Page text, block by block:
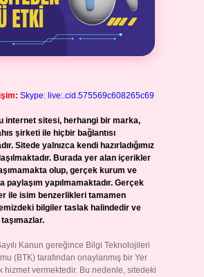
Skype: live:.cid.575569c608265c69
internet sitesi, herhangi bir marka,
şirketi ile hiçbir bağlantısı
Sitede yalnızca kendi hazırladığımız
Burada yer alan içerikler
olup, gerçek kurum ve
paylaşım yapılmamaktadır. Gerçek
ile isim benzerlikleri tamamen
bilgiler taslak halindedir ve
Kanun gereğince Bilgi Teknolojileri
(BTK) tarafından onaylanmış bir Yer
hizmet vermektedir. Bu nedenle, sitedeki